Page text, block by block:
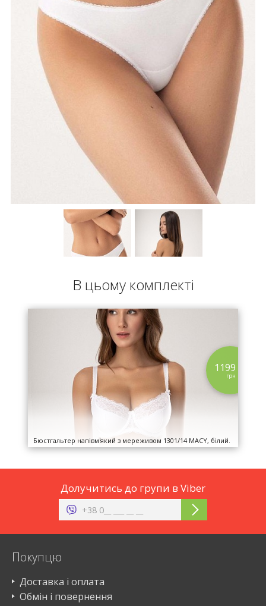
В цьому комплекті
1199
грн
Бюстгальтер напівм'який з мереживом 1301/14 MACY, білий.
Долучитись до групи в Viber
Покупцю
Доставка і оплата
Обмін і повернення